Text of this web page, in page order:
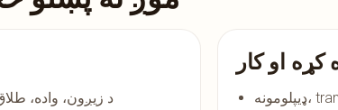
د زیږون، واده،
کړه او کار